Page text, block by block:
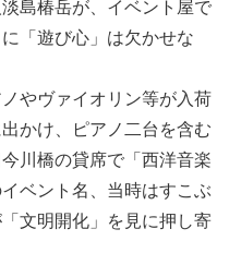
島椿岳が、イベント屋で
「遊び心」は欠かせな
やヴァイオリン等が入荷
かけ、ピアノ二台を含む
川橋の貸席で「西洋音楽
ベント名、当時はすこぶ
文明開化」を見に押し寄